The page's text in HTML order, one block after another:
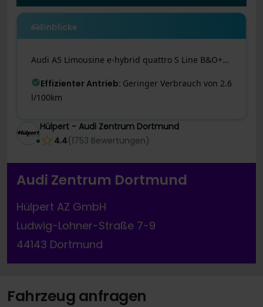
Einblicke
Audi A5 Limousine e-hybrid quattro S Line B&O+Pano+AHK+Akustikverglasung+AmbienteLichtpaketPro+Memoryfunktion
Effizienter Antrieb: Geringer Verbrauch von 2.6
l/100km
Hülpert - Audi Zentrum Dortmund
4.4(1753 Bewertungen)
Audi Zentrum Dortmund
Hülpert AZ GmbH
Ludwig-Lohner-Straße 7-9
44143 Dortmund
Fahrzeug anfragen